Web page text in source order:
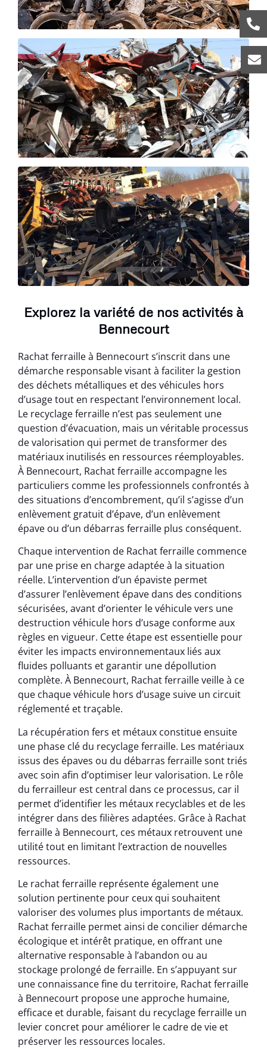
Explorez la variété de nos activités à
Bennecourt
Rachat ferraille à Bennecourt s’inscrit dans une
démarche responsable visant à faciliter la gestion
des déchets métalliques et des véhicules hors
d’usage tout en respectant l’environnement local.
Le recyclage ferraille n’est pas seulement une
question d’évacuation, mais un véritable processus
de valorisation qui permet de transformer des
matériaux inutilisés en ressources réemployables.
À Bennecourt, Rachat ferraille accompagne les
particuliers comme les professionnels confrontés à
des situations d’encombrement, qu’il s’agisse d’un
enlèvement gratuit d’épave, d’un enlèvement
épave ou d’un débarras ferraille plus conséquent.
Chaque intervention de Rachat ferraille commence
par une prise en charge adaptée à la situation
réelle. L’intervention d’un épaviste permet
d’assurer l’enlèvement épave dans des conditions
sécurisées, avant d’orienter le véhicule vers une
destruction véhicule hors d’usage conforme aux
règles en vigueur. Cette étape est essentielle pour
éviter les impacts environnementaux liés aux
fluides polluants et garantir une dépollution
complète. À Bennecourt, Rachat ferraille veille à ce
que chaque véhicule hors d’usage suive un circuit
réglementé et traçable.
La récupération fers et métaux constitue ensuite
une phase clé du recyclage ferraille. Les matériaux
issus des épaves ou du débarras ferraille sont triés
avec soin afin d’optimiser leur valorisation. Le rôle
du ferrailleur est central dans ce processus, car il
permet d’identifier les métaux recyclables et de les
intégrer dans des filières adaptées. Grâce à Rachat
ferraille à Bennecourt, ces métaux retrouvent une
utilité tout en limitant l’extraction de nouvelles
ressources.
Le rachat ferraille représente également une
solution pertinente pour ceux qui souhaitent
valoriser des volumes plus importants de métaux.
Rachat ferraille permet ainsi de concilier démarche
écologique et intérêt pratique, en offrant une
alternative responsable à l’abandon ou au
stockage prolongé de ferraille. En s’appuyant sur
une connaissance fine du territoire, Rachat ferraille
à Bennecourt propose une approche humaine,
efficace et durable, faisant du recyclage ferraille un
levier concret pour améliorer le cadre de vie et
préserver les ressources locales.